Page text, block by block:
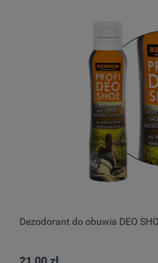
Dezodorant do obuwia DEO
21,00 zł